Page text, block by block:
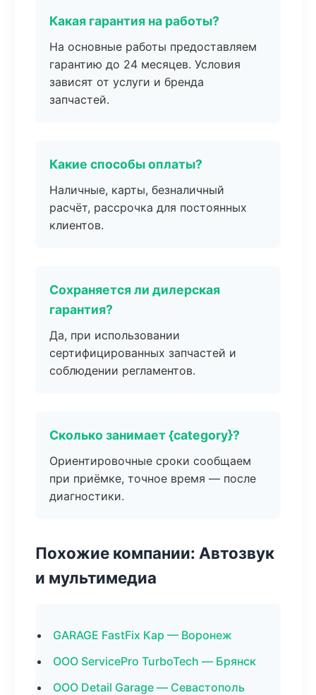
Какая гарантия на работы?
На основные работы предоставляем
гарантию до 24 месяцев. Условия
зависят от услуги и бренда
запчастей.
Какие способы оплаты?
Наличные, карты, безналичный
расчёт, рассрочка для постоянных
клиентов.
Сохраняется ли дилерская
гарантия?
Да, при использовании
сертифицированных запчастей и
соблюдении регламентов.
Сколько занимает {category}?
Ориентировочные сроки сообщаем
при приёмке, точное время — после
диагностики.
Похожие компании: Автозвук
и мультимедиа
GARAGE FastFix Кар — Воронеж
ООО ServicePro TurboTech — Брянск
ООО Detail Garage — Севастополь